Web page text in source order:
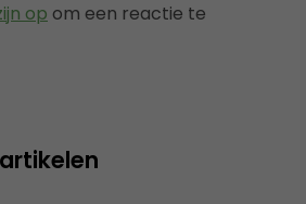
op om een reactie te